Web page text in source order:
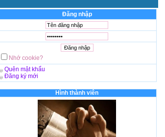
Lm. GB. Phương Đình Toại, MI
Đăng nhập
Nhớ cookie?
Quên mật khẩu
Đăng ký mới
Hình thành viên